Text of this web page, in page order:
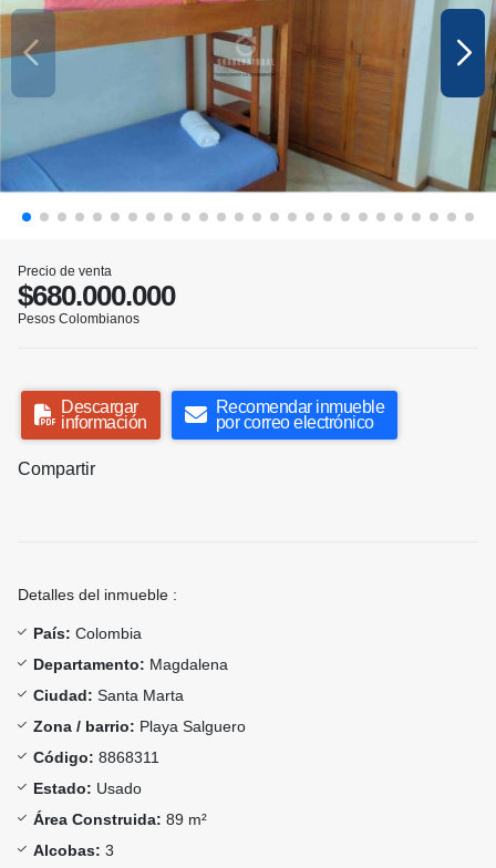
Precio de venta
$680.000.000
Pesos Colombianos
Descargar
información
Recomendar inmueble
por correo electrónico
Compartir
Detalles del inmueble :
País: Colombia
Departamento: Magdalena
Ciudad: Santa Marta
Zona / barrio: Playa Salguero
Código: 8868311
Estado: Usado
Área Construida: 89 m²
Alcobas: 3